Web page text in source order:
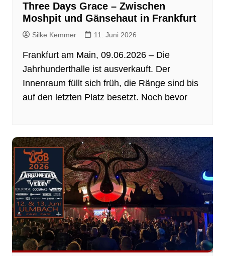
Three Days Grace – Zwischen
Moshpit und Gänsehaut in Frankfurt
Silke Kemmer 11. Juni 2026
Frankfurt am Main, 09.06.2026 – Die
Jahrhunderthalle ist ausverkauft. Der
Innenraum füllt sich früh, die Ränge sind bis
auf den letzten Platz besetzt. Noch bevor